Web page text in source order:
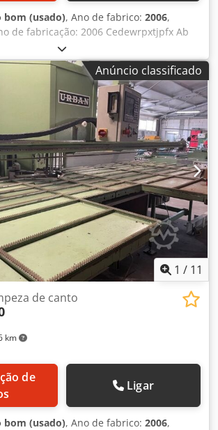
bom (usado), Ano de fabrico: 2006,
de fabricação: 2006 Cedewrpxtjpfx Ab
técnico. Equipamento completo.
Anúncio classificado
1 / 11
km
de canto
Ligar
bom (usado), Ano de fabrico: 2006,